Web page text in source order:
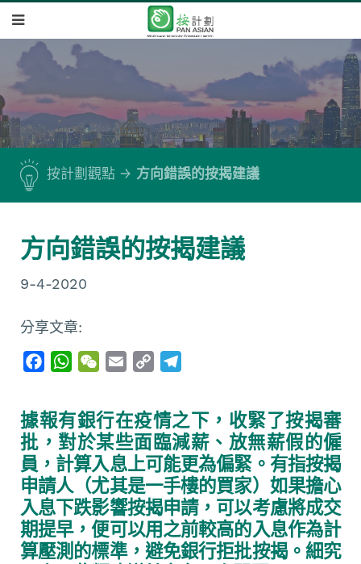
按計劃觀點 方向錯誤的按揭建議
方向錯誤的按揭建議
9-4-2020
分享文章:
e
b
o
o
k
W
t
s
A
p
W
h
a
t
i
l
y
L
i
n
k
e
g
r
a
m
據報有銀行在疫情之下，收緊了按揭審
批，對於某些面臨減薪、放無薪假的僱
員，計算入息上可能更為偏緊。有指按揭
申請人（尤其是一手樓的買家）如果擔心
入息下跌影響按揭申請，可以考慮將成交
期提早，便可以用之前較高的入息作為計
算壓測的標準，避免銀行拒批按揭。細究